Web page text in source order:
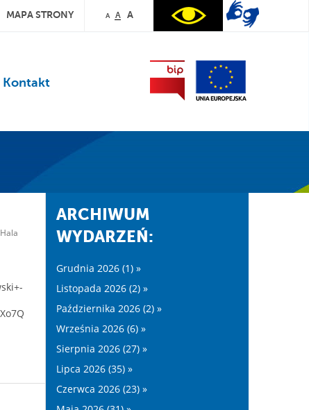
MAPA STRONY A A A
Kontakt
ARCHIWUM
WYDARZEŃ:
Grudnia 2026 (1) »
Listopada 2026 (2) »
Października 2026 (2) »
Września 2026 (6) »
Sierpnia 2026 (27) »
Lipca 2026 (35) »
Czerwca 2026 (23) »